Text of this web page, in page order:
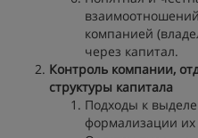
компанией
через капитал.
Контроль компании,
структуры капитала
Подходы к
формализации их